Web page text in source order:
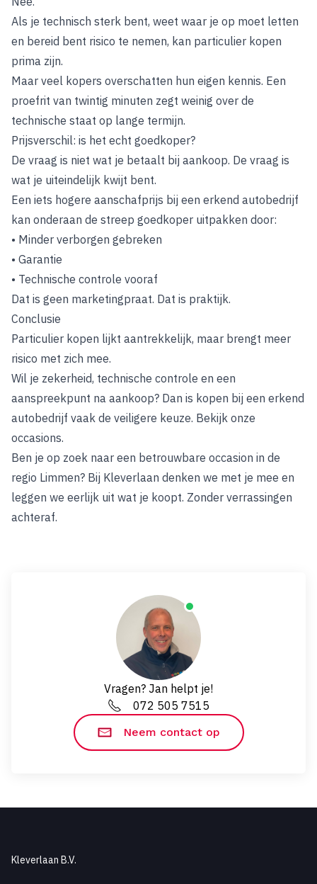
Als je technisch sterk bent, weet waar je op moet letten
en bereid bent risico te nemen, kan particulier kopen
prima zijn.
Maar veel kopers overschatten hun eigen kennis. Een
proefrit van twintig minuten zegt weinig over de
technische staat op lange termijn.
Prijsverschil: is het echt goedkoper?
De vraag is niet wat je betaalt bij aankoop. De vraag is
wat je uiteindelijk kwijt bent.
Een iets hogere aanschafprijs bij een erkend autobedrijf
kan onderaan de streep goedkoper uitpakken door:
• Minder verborgen gebreken
• Garantie
• Technische controle vooraf
Dat is geen marketingpraat. Dat is praktijk.
Conclusie
Particulier kopen lijkt aantrekkelijk, maar brengt meer
risico met zich mee.
Wil je zekerheid, technische controle en een
aanspreekpunt na aankoop? Dan is kopen bij een erkend
autobedrijf vaak de veiligere keuze. Bekijk onze
occasions.
Ben je op zoek naar een betrouwbare occasion in de
regio Limmen? Bij Kleverlaan denken we met je mee en
leggen we eerlijk uit wat je koopt. Zonder verrassingen
achteraf.
Vragen? Jan helpt je!
072 505 7515
Neem contact op
Kleverlaan B.V.